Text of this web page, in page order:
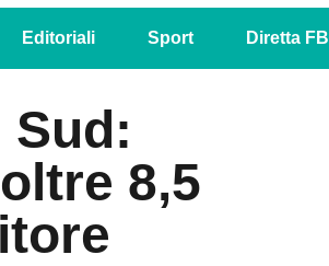
Editoriali Sport Diretta FB
8,5